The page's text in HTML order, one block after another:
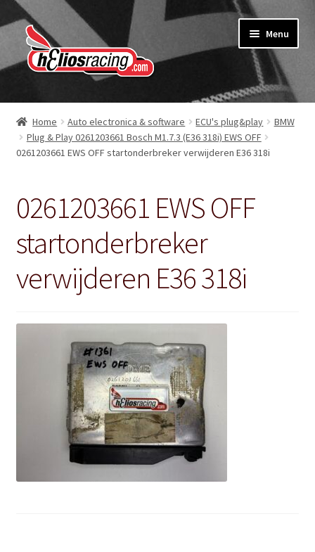
Ga
door
naar
Ga
naar
de
Menu
Webshop
Over Helios Racing
Diensten
Software service voor garages
Nieuws
Home Auto electronica & software ECU's plug&play
BMW
Plug & Play 0261203661 Bosch M1.7.3 (E36 318i) EWS OFF
0261203661 EWS OFF startonderbreker verwijderen E36 318i
0261203661 EWS OFF
startonderbreker
verwijderen E36 318i